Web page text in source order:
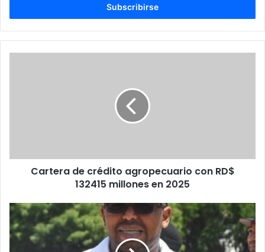
en
Cartera de crédito agropecuario con RD$
132415 millones en 2025
ASOPROSADO
inaugura
esta